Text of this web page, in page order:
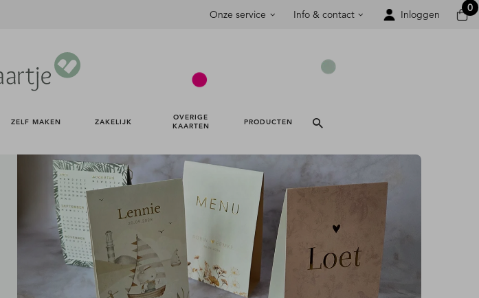
Onze service Info & contact Inloggen
0
ZELF MAKEN ZAKELIJK
OVERIGE
KAARTEN
PRODUCTEN